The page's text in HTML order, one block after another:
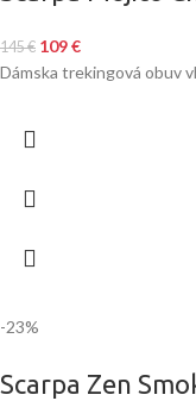
145€ 109€
Dámska trekingová obuv
-23%
Scarpa Zen